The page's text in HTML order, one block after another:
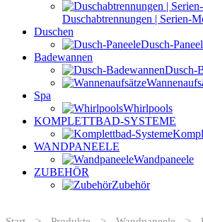
Duschabtrennungen | Serien-
Duschen
Dusch-
Badewannen
Dusch-
Spa
Whirlpools
KOMPLETTBAD-SYSTEME
WANDPANEELE
Wandpaneele
ZUBEHÖR
Zubehör